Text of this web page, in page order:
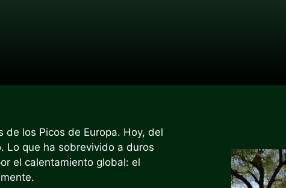
los Picos de Europa. Hoy, del
Lo que ha sobrevivido a duros
el calentamiento global: el